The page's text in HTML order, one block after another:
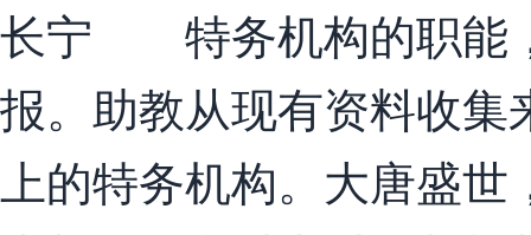
长宁 特务机构的职能
报。助教从现有资料收
上的特务机构。大唐盛